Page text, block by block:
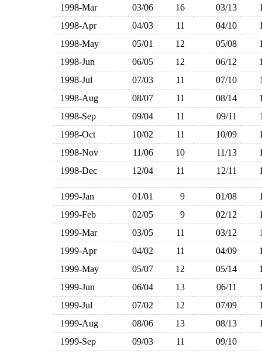
1998-Mar 03/06 16 03/13
1998-Apr
04/03 11 04/10
1998-May
05/01 12 05/08
1998-Jun
06/05 12 06/12
1998-Jul
07/03 11 07/10
1998-Aug
08/07 11 08/14
1998-Sep
09/04 11 09/11
1998-Oct
10/02 11 10/09
1998-Nov
11/06 10 11/13
1998-Dec
12/04 11 12/11
1999-Jan 01/01 9 01/08
1999-Feb
02/05 9 02/12
1999-Mar
03/05 11 03/12
1999-Apr
04/02 11 04/09
1999-May
05/07 12 05/14
1999-Jun
06/04 13 06/11
1999-Jul
07/02 12 07/09
1999-Aug
08/06 13 08/13
1999-Sep
09/03 11
09/10